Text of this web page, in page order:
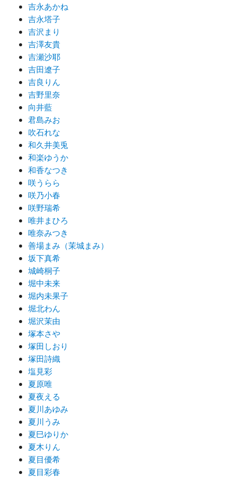
吉永あかね
吉永塔子
吉沢まり
吉澤友貴
吉瀬沙耶
吉田遼子
吉良りん
吉野里奈
向井藍
君島みお
吹石れな
和久井美兎
和楽ゆうか
和香なつき
咲うらら
咲乃小春
咲野瑞希
唯井まひろ
唯奈みつき
善場まみ（茉城まみ）
坂下真希
城崎桐子
堀中未来
堀内未果子
堀北わん
堀沢茉由
塚本さや
塚田しおり
塚田詩織
塩見彩
夏原唯
夏夜える
夏川あゆみ
夏川うみ
夏巳ゆりか
夏木りん
夏目優希
夏目彩春